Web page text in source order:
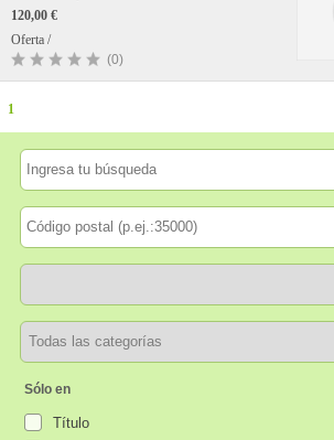
120,00 €
Oferta /
(0)
1
Sólo en
Título